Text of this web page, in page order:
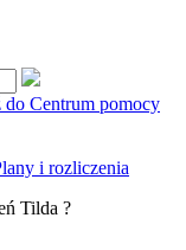
do Centrum pomocy
i rozliczenia
Tilda ?